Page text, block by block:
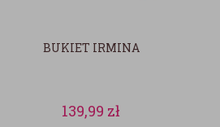
BUKIET IRMINA
139,99 zł